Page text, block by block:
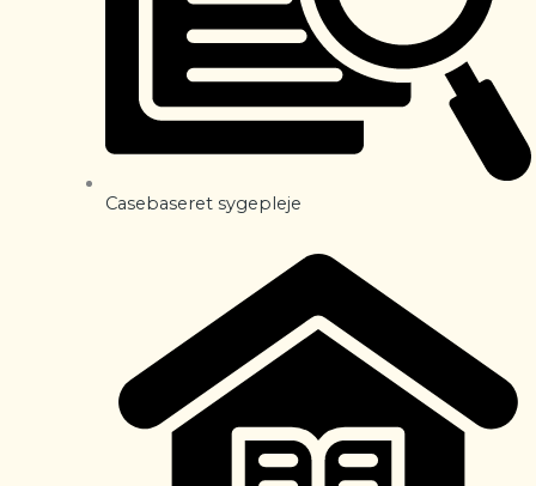
Casebaseret sygepleje